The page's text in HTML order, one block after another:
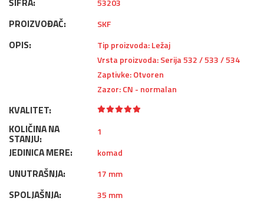
53203
PROIZVOĐAČ: SKF
OPIS:
Tip proizvoda: Ležaj
Vrsta proizvoda: Serija 532 / 533 / 534
Zaptivke: Otvoren
Zazor: CN - normalan
KVALITET:
KOLIČINA NA
STANJU:
1
JEDINICA MERE: komad
UNUTRAŠNJA: 17 mm
SPOLJAŠNJA: 35 mm